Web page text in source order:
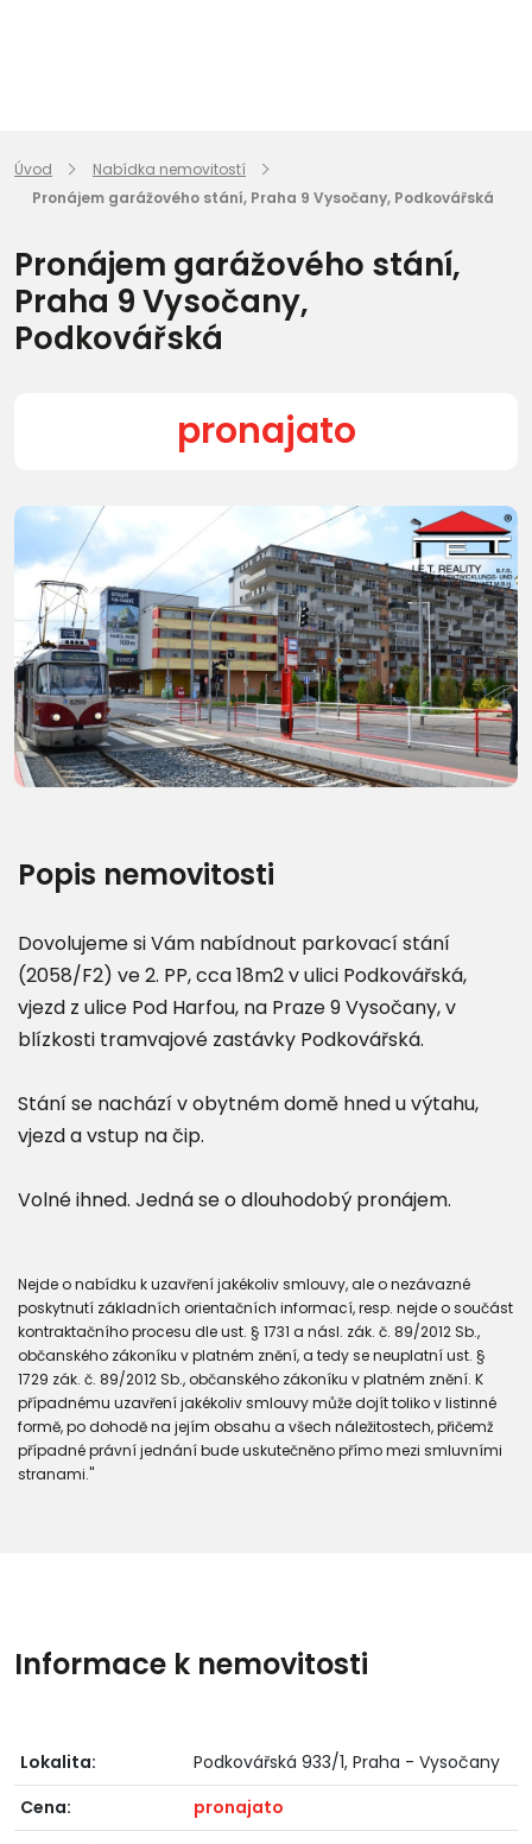
Úvod
Nabídka nemovitostí
Pronájem garážového stání, Praha 9 Vysočany, Podkovářská
Pronájem garážového stání,
Praha 9 Vysočany,
Podkovářská
pronajato
Popis nemovitosti
Dovolujeme si Vám nabídnout parkovací stání
(2058/F2) ve 2. PP, cca 18m2 v ulici Podkovářská,
vjezd z ulice Pod Harfou, na Praze 9 Vysočany, v
blízkosti tramvajové zastávky Podkovářská.
Stání se nachází v obytném domě hned u výtahu,
vjezd a vstup na čip.
Volné ihned. Jedná se o dlouhodobý pronájem.
Nejde o nabídku k uzavření jakékoliv smlouvy, ale o nezávazné
poskytnutí základních orientačních informací, resp. nejde o součást
kontraktačního procesu dle ust. § 1731 a násl. zák. č. 89/2012 Sb.,
občanského zákoníku v platném znění, a tedy se neuplatní ust. §
1729 zák. č. 89/2012 Sb., občanského zákoníku v platném znění. K
případnému uzavření jakékoliv smlouvy může dojít toliko v listinné
formě, po dohodě na jejím obsahu a všech náležitostech, přičemž
případné právní jednání bude uskutečněno přímo mezi smluvními
stranami."
Informace k nemovitosti
Lokalita:
Podkovářská 933/1, Praha - Vysočany
Cena:
pronajato